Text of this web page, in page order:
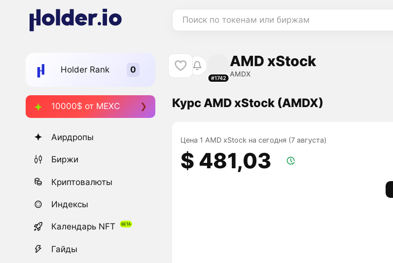
Поиск по токенам или биржам
Holder Rank
10000$ от MEXC
Аирдропы
Биржи
Криптовалюты
Индексы
Календарь NFT
Гайды
#1742
AMD xStock
AMDX
Курс AMD xStock (AMDX)
Цена 1 AMD xStock на сегодня (7 августа)
$ 481,03